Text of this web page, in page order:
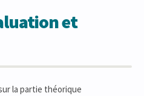
et
la partie théorique